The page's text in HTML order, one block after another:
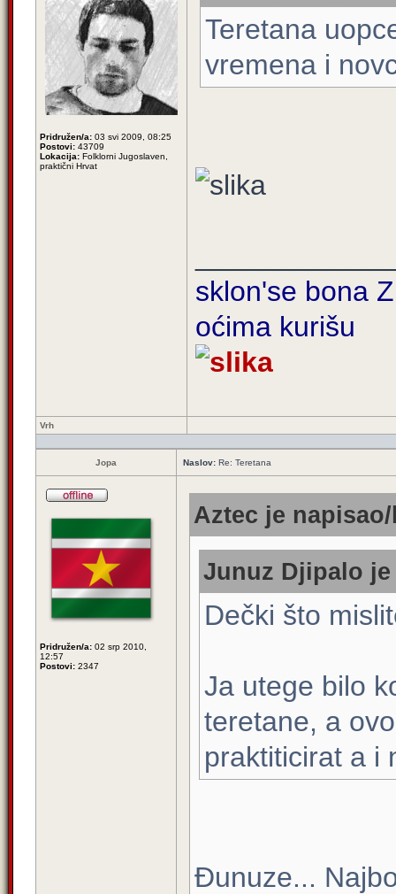
Pridružen/a: 03 svi 2009, 08:25
Postovi: 43709
Lokacija: Folklorni Jugoslaven,
praktični Hrvat
Teretana
vremena i
sklon'se bona
oćima kurišu
Vrh
Jopa Naslov: Re: Teretana
Pridružen/a: 02 srp 2010,
12:57
Postovi: 2347
Aztec je
Junuz Djipalo
Dečki što
Ja utege bilo
teretane, a
praktiticirat a i
Đunuze...